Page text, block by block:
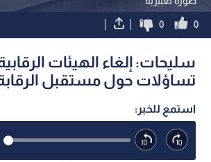
0
0
سليحات: إلغاء الهيئات الرقابية
تساؤلات حول مستقبل الرقابة
استمع للخبر: